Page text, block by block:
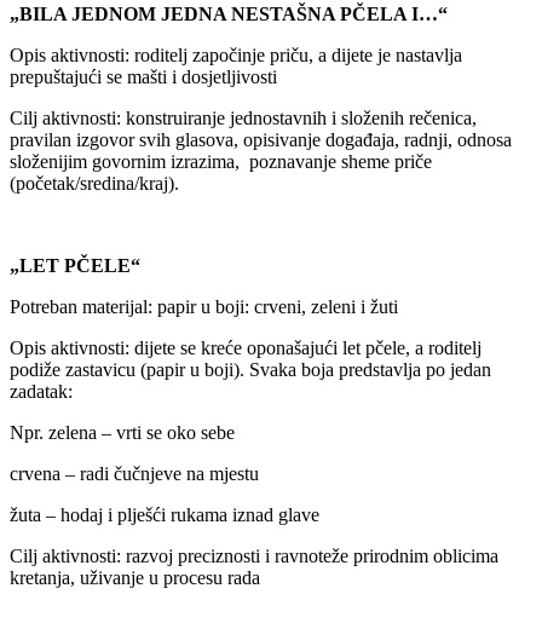
„BILA JEDNOM JEDNA NESTAŠNA PČELA I…“
Opis aktivnosti: roditelj započinje priču, a dijete je nastavlja
prepuštajući se mašti i dosjetljivosti
Cilj aktivnosti: konstruiranje jednostavnih i složenih rečenica,
pravilan izgovor svih glasova, opisivanje događaja, radnji, odnosa
složenijim govornim izrazima, poznavanje sheme priče
(početak/sredina/kraj).
„LET PČELE“
Potreban materijal: papir u boji: crveni, zeleni i žuti
Opis aktivnosti: dijete se kreće oponašajući let pčele, a roditelj
podiže zastavicu (papir u boji). Svaka boja predstavlja po jedan
zadatak:
Npr. zelena – vrti se oko sebe
crvena – radi čučnjeve na mjestu
žuta – hodaj i plješći rukama iznad glave
Cilj aktivnosti: razvoj preciznosti i ravnoteže prirodnim oblicima
kretanja, uživanje u procesu rada